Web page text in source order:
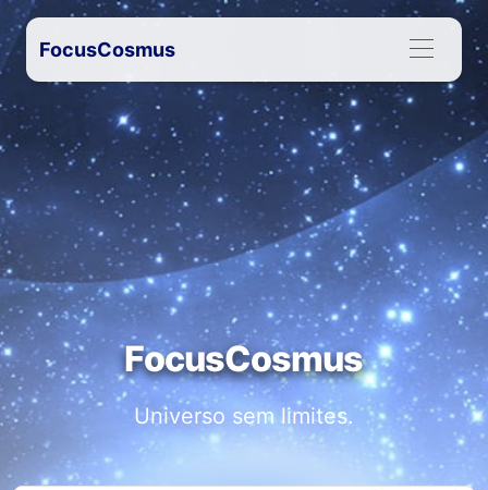
FocusCosmus
FocusCosmus
Universo sem limites.